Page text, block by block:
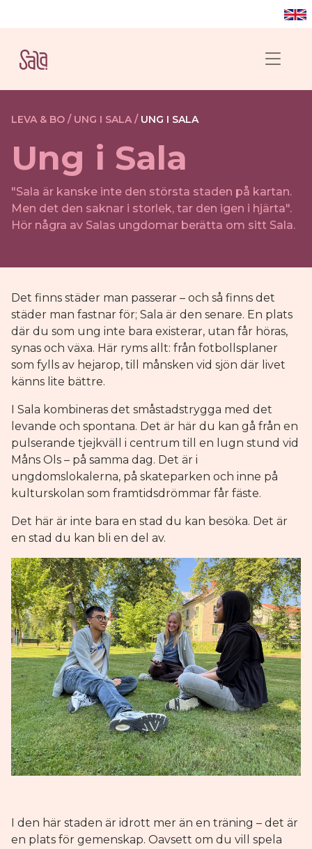
LEVA & BO / UNG I SALA / UNG I SALA
Ung i Sala
"Sala är kanske inte den största staden på kartan.
Men det den saknar i storlek, tar den igen i hjärta".
Hör några av Salas ungdomar berätta om sitt Sala.
Det finns städer man passerar – och så finns det
städer man fastnar för; Sala är den senare. En plats
där du som ung inte bara existerar, utan får höras,
synas och växa. Här ryms allt: från fotbollsplaner
som fylls av hejarop, till månsken vid sjön där livet
känns lite bättre.
I Sala kombineras det småstadstrygga med det
levande och spontana. Det är här du kan gå från en
pulserande tjejkväll i centrum till en lugn stund vid
Måns Ols – på samma dag. Det är i
ungdomslokalerna, på skateparken och inne på
kulturskolan som framtidsdrömmar får fäste.
Det här är inte bara en stad du kan besöka. Det är
en stad du kan bli en del av.
I den här staden är idrott mer än en träning – det är
en plats för gemenskap. Oavsett om du vill spela